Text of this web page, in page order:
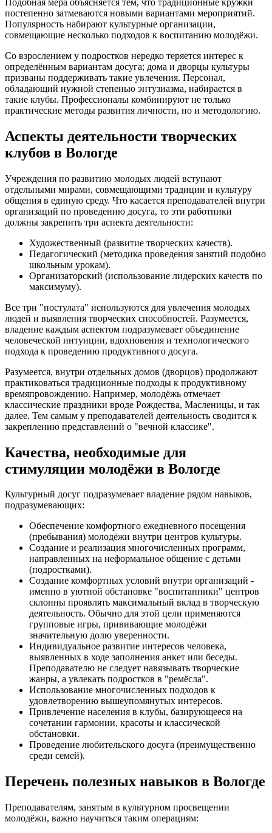
постепенно затмеваются новыми вариантами мероприятий.
Популярность набирают культурные организации,
совмещающие несколько подходов к воспитанию молодёжи.
Со взрослением у подростков нередко теряется интерес к
определённым вариантам досуга; дома и дворцы культуры
призваны поддерживать такие увлечения. Персонал,
обладающий нужной степенью энтузиазма, набирается в
такие клубы. Профессионалы комбинируют не только
практические методы развития личности, но и методологию.
Аспекты деятельности творческих
клубов в Вологде
Учреждения по развитию молодых людей вступают
отдельными мирами, совмещающими традиции и культуру
общения в единую среду. Что касается преподавателей внутри
организаций по проведению досуга, то эти работники
должны закрепить три аспекта деятельности:
Художественный (развитие творческих качеств).
Педагогический (методика проведения занятий подобно
школьным урокам).
Организаторский (использование лидерских качеств по
максимуму).
Все три "постулата" используются для увлечения молодых
людей и выявления творческих способностей. Разумеется,
владение каждым аспектом подразумевает объединение
человеческой интуиции, вдохновения и технологического
подхода к проведению продуктивного досуга.
Разумеется, внутри отдельных домов (дворцов) продолжают
практиковаться традиционные подходы к продуктивному
времяпровождению. Например, молодёжь отмечает
классические праздники вроде Рождества, Масленицы, и так
далее. Тем самым у преподавателей деятельность сводится к
закреплению представлений о "вечной классике".
Качества, необходимые для
стимуляции молодёжи в Вологде
Культурный досуг подразумевает владение рядом навыков,
подразумевающих:
Обеспечение комфортного ежедневного посещения
(пребывания) молодёжи внутри центров культуры.
Создание и реализация многочисленных программ,
направленных на неформальное общение с детьми
(подростками).
Создание комфортных условий внутри организаций -
именно в уютной обстановке "воспитанники" центров
склонны проявлять максимальный вклад в творческую
деятельность. Обычно для этой цели применяются
групповые игры, прививающие молодёжи
значительную долю уверенности.
Индивидуальное развитие интересов человека,
выявленных в ходе заполнения анкет или беседы.
Преподавателю не следует навязывать творческие
жанры, а увлекать подростков в "ремёсла".
Использование многочисленных подходов к
удовлетворению вышеупомянутых интересов.
Привлечение населения в клубы, базирующееся на
сочетании гармонии, красоты и классической
обстановки.
Проведение любительского досуга (преимущественно
среди семей).
Перечень полезных навыков в Вологде
Преподавателям, занятым в культурном просвещении
молодёжи, важно научиться таким операциям: